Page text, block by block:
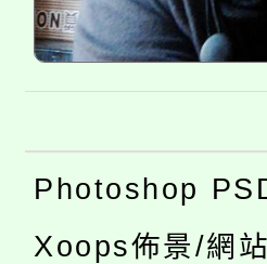
Photoshop
Xoops佈景/網